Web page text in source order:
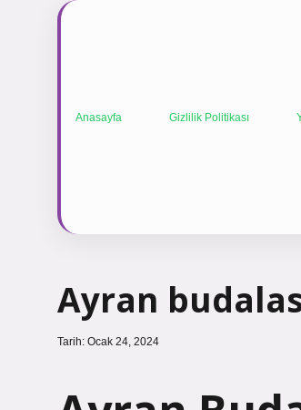
Anasayfa Gizlilik Politikası
Ayran
Tarih: Ocak 24, 2024